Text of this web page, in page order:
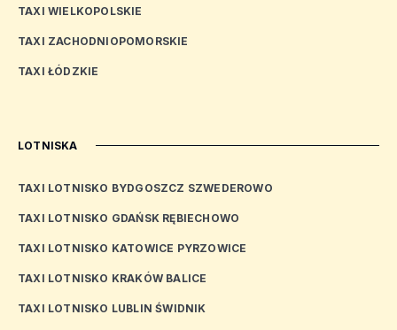
TAXI WIELKOPOLSKIE
TAXI ZACHODNIOPOMORSKIE
TAXI ŁÓDZKIE
LOTNISKA
TAXI LOTNISKO BYDGOSZCZ SZWEDEROWO
TAXI LOTNISKO GDAŃSK RĘBIECHOWO
TAXI LOTNISKO KATOWICE PYRZOWICE
TAXI LOTNISKO KRAKÓW BALICE
TAXI LOTNISKO LUBLIN ŚWIDNIK